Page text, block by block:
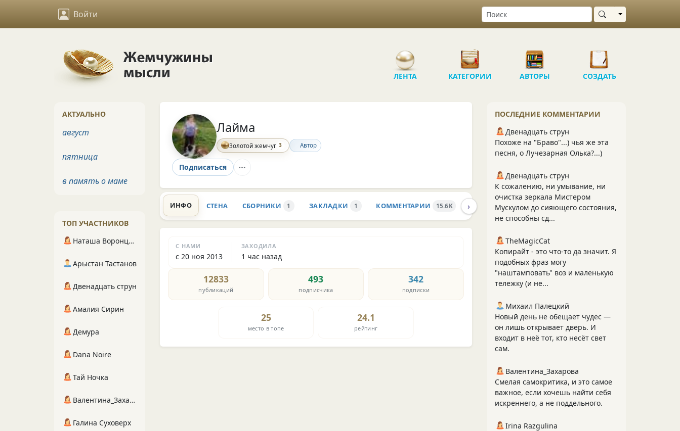
Войти Выбрать область
ЛЕНТА КАТЕГОРИИ АВТОРЫ СОЗДАТЬ
Лайма
Золотой жемчуг 3 Автор
Подписаться
ИНФО СТЕНА СБОРНИКИ 1 ЗАКЛАДКИ 1 КОММЕНТАРИИ 15.6K ПУБЛИКАЦИИ 12.8K ПОДПИСЧИКИ
›
С НАМИ
с 20 ноя 2013
ЗАХОДИЛА
1 час назад
12833
публикаций
493
подписчика
342
подписки
25
место в топе
24.1
рейтинг
ПОСЛЕДНИЕ КОММЕНТАРИИ
Двенадцать струн
Похоже на "Браво"...) чья же эта
песня, о Лучезарная Олька?...)
Двенадцать струн
К сожалению, ни умывание, ни
очистка зеркала Мистером
Мускулом до сияющего состояния,
не способны сд...
TheMagicCat
Копирайт - это что-то да значит. Я
подобных фраз могу
"наштамповать" воз и маленькую
тележку (и не...
Михаил Палецкий
Новый день не обещает чудес —
он лишь открывает дверь. И
входит в неё тот, кто несёт свет
сам.
Валентина_Захарова
Смелая самокритика, и это самое
важное, если хочешь найти себя
искреннего, а не поддельного.
Irina Razgulina
АКТУАЛЬНО
август
пятница
в память о маме
ТОП УЧАСТНИКОВ
Наташа Воронцова
Арыстан Тастанов
Двенадцать струн
Амалия Сирин
Демура
Dana Noire
Тай Ночка
Валентина_Захарова
Галина Суховерх